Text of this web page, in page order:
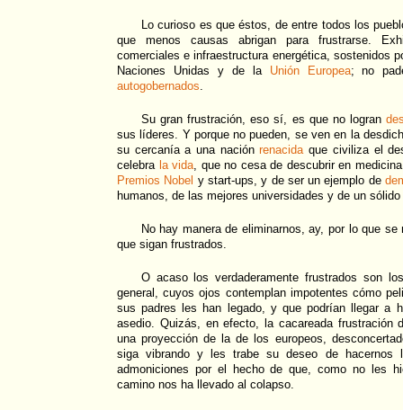
Lo curioso es que éstos, de entre todos los
que menos causas abrigan para frustrarse.
comerciales e infraestructura energética, sostenidos
Naciones Unidas y de la Unión Europea; no
autogobernados.
Su gran frustración, eso sí, es que no logran
sus líderes. Y porque no pueden, se ven en la
su cercanía a una naciónrenacidaque civiliza el
celebra la vida, que no cesa de descubrir en
Premios Nobel y start-ups, y de ser un ejemplo de
humanos, de las mejores universidades y de un
No hay manera de eliminarnos, ay, por lo que
que sigan frustrados.
O acaso los verdaderamente frustrados son
general, cuyos ojos contemplan impotentes cómo
sus padres les han legado, y que podrían llegar a
asedio. Quizás, en efecto, la cacareada frustración
una proyección de la de los europeos,
siga vibrando y les trabe su deseo de hacernos
admoniciones por el hecho de que, como no les
camino nos ha llevado al colapso.